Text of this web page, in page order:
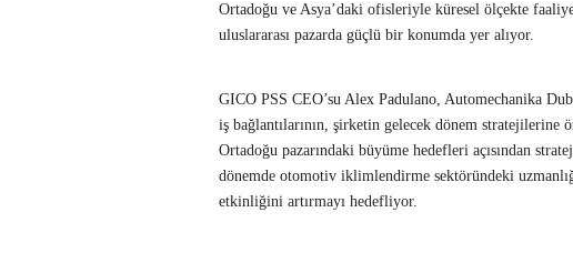
Ortadoğu ve Asya’daki ofisleriyle küresel ölçekte
uluslararası pazarda güçlü bir konumda yer alıyor.
GICO PSS CEO’su Alex Padulano, Automechanika
iş bağlantılarının, şirketin gelecek dönem stratejilerine
Ortadoğu pazarındaki büyüme hedefleri açısından
dönemde otomotiv iklimlendirme sektöründeki
etkinliğini artırmayı hedefliyor.